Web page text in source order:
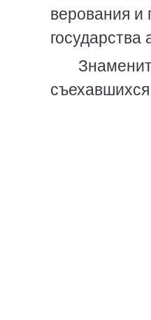
верования и